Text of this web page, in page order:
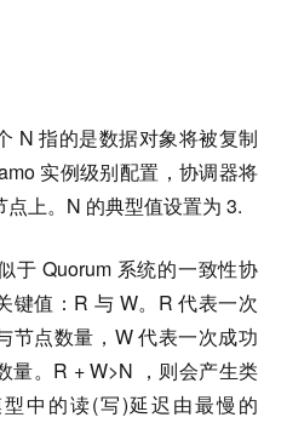
N 指的是数据对象将被复制
实例级别配置，协调器将
上。N 的典型值设置为 3.
于 Quorum 系统的一致性协
键值：R 与 W。R 代表一次
节点数量，W 代表一次成功
量。R + W>N ，则会产生类
中的读(写)延迟由最慢的